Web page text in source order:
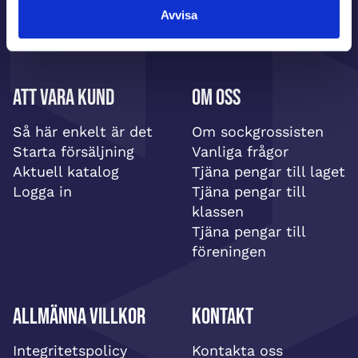
Avvisa
Att vara kund
Så här enkelt är det
Starta försäljning
Aktuell katalog
Logga in
Om oss
Om sockgrossisten
Vanliga frågor
Tjäna pengar till laget
Tjäna pengar till
klassen
Tjäna pengar till
föreningen
Allmänna villkor
Integritetspolicy
Kontakt
Kontakta oss